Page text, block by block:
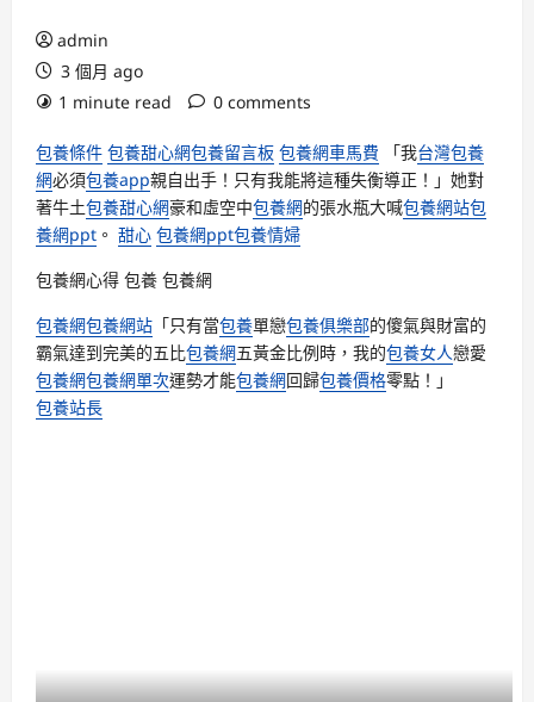
admin
3 個月 ago
1 minute read
0 comments
包養條件 包養甜心網包養留言板 包養網車馬費 「我台灣包養
網必須包養app親自出手！只有我能將這種失衡導正！」她對
著牛土包養甜心網豪和虛空中包養網的張水瓶大喊包養網站包
養網ppt 。 甜心 包養網ppt包養情婦
包養網心得 包養 包養網
包養網包養網站 「只有當包養單戀包養俱樂部的傻氣與財富的
霸氣達到完美的五比包養網五黃金比例時，我的包養女人戀愛
包養網包養網單次運勢才能包養網回歸包養價格零點！」
包養站長